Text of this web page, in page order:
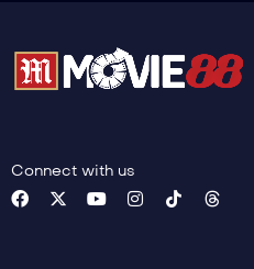
Connect with us